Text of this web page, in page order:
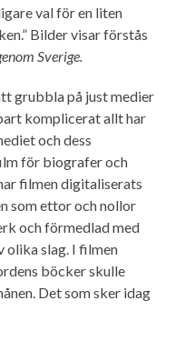
val för en liten
Bilder visar förstås
Sverige.
grubbla på just medier
komplicerat allt har
och dess
för biografer och
filmen digitaliserats
som ettor och nollor
och förmedlad med
olika slag. I filmen
böcker skulle
Det som sker idag